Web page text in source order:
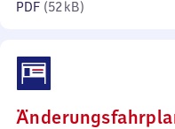
PDF (52 kB)